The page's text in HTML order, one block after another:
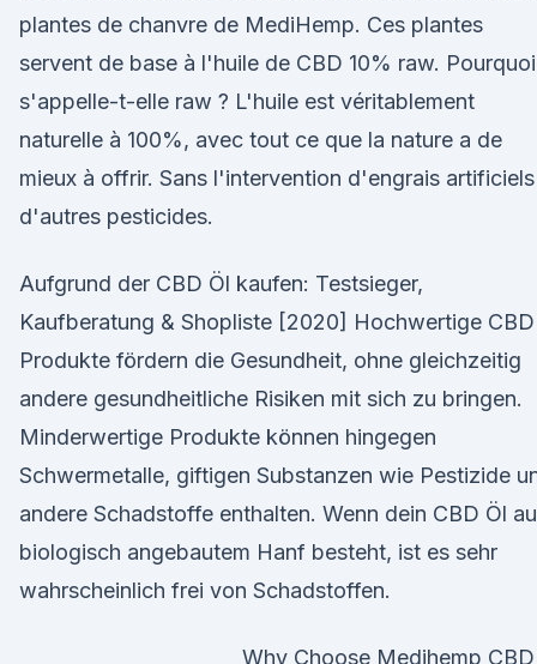
plantes de chanvre de MediHemp. Ces plantes
servent de base à l'huile de CBD 10% raw. Pourquoi
s'appelle-t-elle raw ? L'huile est véritablement
naturelle à 100%, avec tout ce que la nature a de
mieux à offrir. Sans l'intervention d'engrais
d'autres pesticides.
Aufgrund der CBD Öl kaufen: Testsieger,
Kaufberatung & Shopliste [2020] Hochwertige CBD
Produkte fördern die Gesundheit, ohne gleichzeitig
andere gesundheitliche Risiken mit sich zu bringen.
Minderwertige Produkte können hingegen
Schwermetalle, giftigen Substanzen wie Pestizide
andere Schadstoffe enthalten. Wenn dein CBD Öl
biologisch angebautem Hanf besteht, ist es sehr
wahrscheinlich frei von Schadstoffen.
Why Choose Medihemp CBD